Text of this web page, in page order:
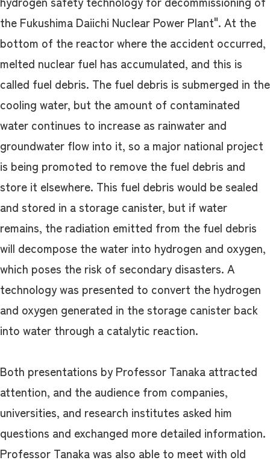
the Fukushima Daiichi Nuclear Power Plant". At the
bottom of the reactor where the accident occurred,
melted nuclear fuel has accumulated, and this is
called fuel debris. The fuel debris is submerged in the
cooling water, but the amount of contaminated
water continues to increase as rainwater and
groundwater flow into it, so a major national project
is being promoted to remove the fuel debris and
store it elsewhere. This fuel debris would be sealed
and stored in a storage canister, but if water
remains, the radiation emitted from the fuel debris
will decompose the water into hydrogen and oxygen,
which poses the risk of secondary disasters. A
technology was presented to convert the hydrogen
and oxygen generated in the storage canister back
into water through a catalytic reaction.
Both presentations by Professor Tanaka attracted
attention, and the audience from companies,
universities, and research institutes asked him
questions and exchanged more detailed information.
Professor Tanaka was also able to meet with old